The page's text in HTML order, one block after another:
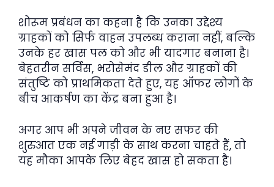
शोरूम प्रबंधन का कहना है कि उनका उद्देश्य
ग्राहकों को सिर्फ वाहन उपलब्ध कराना नहीं, बल्कि
उनके हर खास पल को और भी यादगार बनाना है।
बेहतरीन सर्विस, भरोसेमंद डील और ग्राहकों की
संतुष्टि को प्राथमिकता देते हुए, यह ऑफर लोगों के
बीच आकर्षण का केंद्र बना हुआ है।
अगर आप भी अपने जीवन के नए सफर की
शुरुआत एक नई गाड़ी के साथ करना चाहते हैं, तो
यह मौका आपके लिए बेहद खास हो सकता है।